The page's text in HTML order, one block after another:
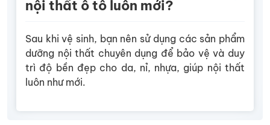
nội thất ô tô luôn mới?
Sau khi vệ sinh, bạn nên sử dụng các sản phẩm
dưỡng nội thất chuyên dụng để bảo vệ và duy
trì độ bền đẹp cho da, nỉ, nhựa, giúp nội thất
luôn như mới.